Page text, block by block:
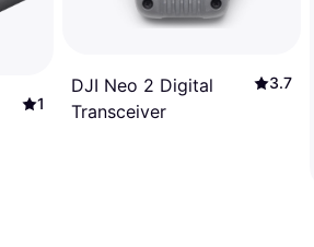
1
DJI Neo 2 Digital
Transceiver
3.7